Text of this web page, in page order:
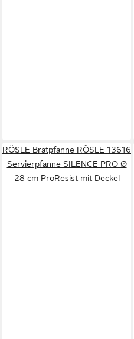
RÖSLE Bratpfanne RÖSLE 13616
Servierpfanne SILENCE PRO Ø
28 cm ProResist mit Deckel